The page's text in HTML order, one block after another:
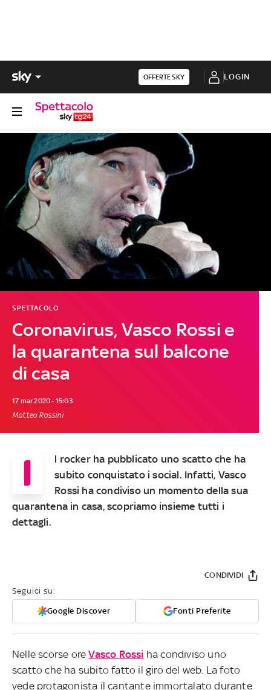
OFFERTE SKY LOGIN
Coronavirus, Vasco Rossi e
la quarantena sul balcone
di casa
SPETTACOLO
17 mar 2020 - 15:03
Matteo Rossini
I
l rocker ha pubblicato uno scatto che ha
subito conquistato i social. Infatti, Vasco
Rossi ha condiviso un momento della sua
quarantena in casa, scopriamo insieme tutti i
dettagli.
Seguici su:
Google Discover Fonti Preferite
CONDIVIDI
Nelle scorse oreVasco Rossi ha condiviso uno
scatto che ha subito fatto il giro del web. La foto
vede protagonista il cantante immortalato durante